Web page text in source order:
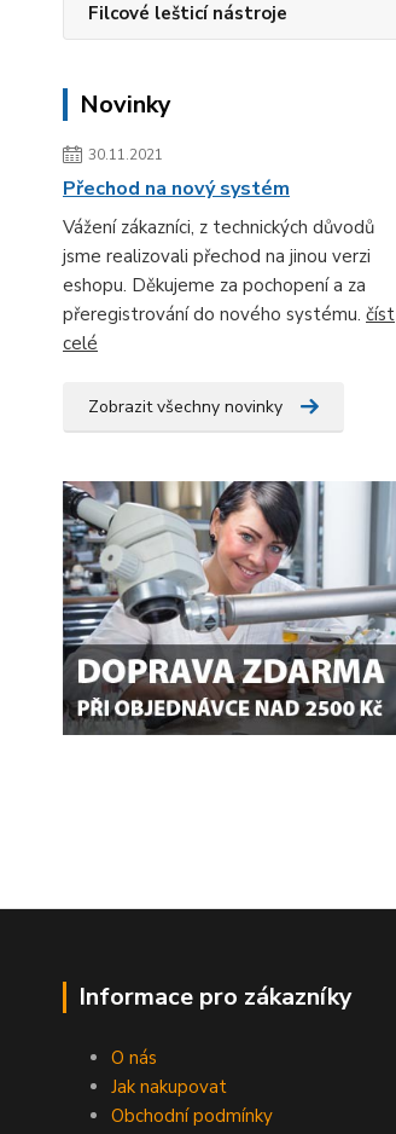
Filcové lešticí nástroje
Novinky
30.11.2021
Přechod na nový systém
Vážení zákazníci, z technických důvodů
jsme realizovali přechod na jinou verzi
eshopu. Děkujeme za pochopení a za
přeregistrování do nového systému. číst
celé
Zobrazit všechny novinky
Informace pro zákazníky
O nás
Jak nakupovat
Obchodní podmínky